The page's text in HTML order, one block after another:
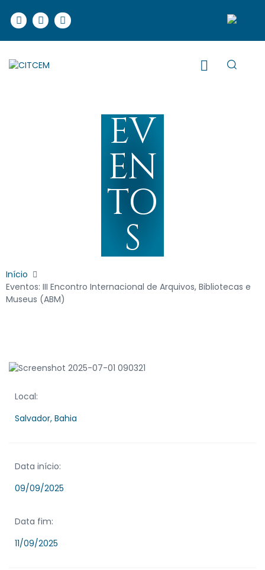
EV
EN
TO
S
Início
Eventos: III Encontro Internacional de Arquivos, Bibliotecas e
Museus (ABM)
Local:
Salvador, Bahia
Data início:
09/09/2025
Data fim:
11/09/2025